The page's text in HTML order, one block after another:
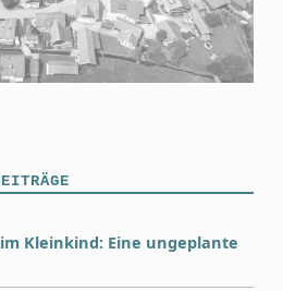
Kleinkind: Eine ungeplante